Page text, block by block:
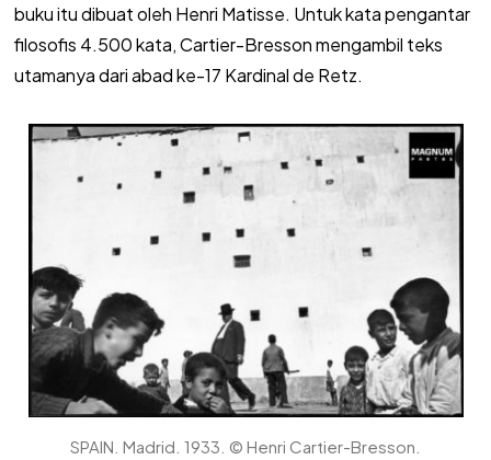
buku itu dibuat oleh Henri Matisse. Untuk kata pengantar
filosofis 4.500 kata, Cartier-Bresson mengambil teks
utamanya dari abad ke-17 Kardinal de Retz.
SPAIN. Madrid. 1933. © Henri Cartier-Bresson.